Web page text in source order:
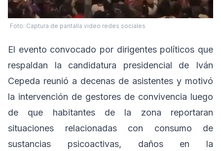
Foto: Captura de pantalla video redes sociales
El evento convocado por dirigentes políticos que
respaldan la candidatura presidencial de Iván
Cepeda reunió a decenas de asistentes y motivó
la intervención de gestores de convivencia luego
de que habitantes de la zona reportaran
situaciones relacionadas con consumo de
sustancias psicoactivas, daños en la